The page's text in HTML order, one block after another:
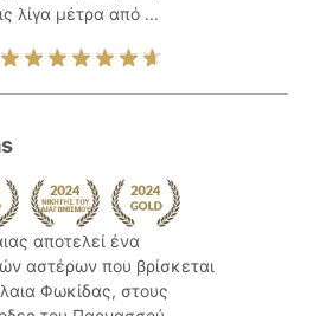
λίγα μέτρα από ...
αποτελεί ένα
αστέρων που βρίσκεται
Φωκίδας, στους